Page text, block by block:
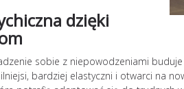
dzięki
sobie z niepowodzeniami
bardziej elastyczni i otwarci na